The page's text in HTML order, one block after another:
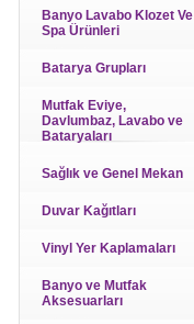
Banyo Lavabo Klozet Ve
Spa Ürünleri
Batarya Grupları
Mutfak Eviye,
Davlumbaz, Lavabo ve
Bataryaları
Sağlık ve Genel Mekan
Duvar Kağıtları
Vinyl Yer Kaplamaları
Banyo ve Mutfak
Aksesuarları